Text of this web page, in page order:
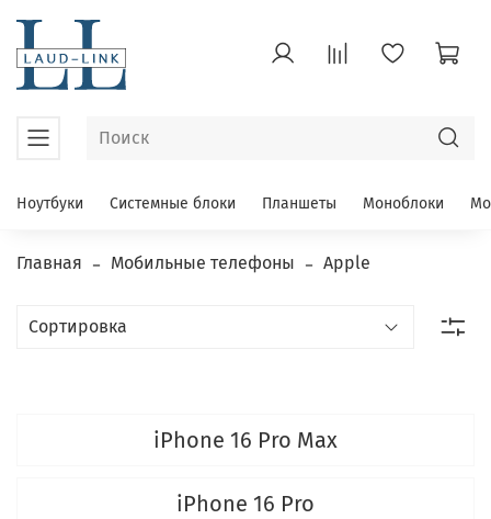
Ноутбуки Системные блоки Планшеты Моноблоки
Главная Мобильные телефоны Apple
iPhone 16 Pro Max
iPhone 16 Pro